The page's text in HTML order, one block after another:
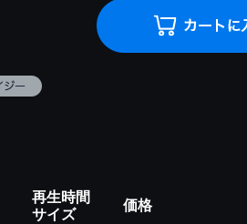
再生時間
サイズ
価格